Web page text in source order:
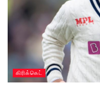
கிரிக்கெட்